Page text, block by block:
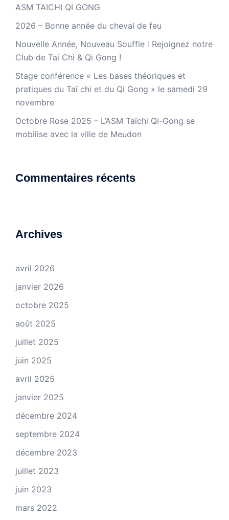
ASM TAICHI QI GONG
2026 – Bonne année du cheval de feu
Nouvelle Année, Nouveau Souffle : Rejoignez notre
Club de Tai Chi & Qi Gong !
Stage conférence « Les bases théoriques et
pratiques du Taï chi et du Qi Gong » le samedi 29
novembre
Octobre Rose 2025 – L’ASM Taïchi Qi-Gong se
mobilise avec la ville de Meudon
Commentaires récents
Archives
avril 2026
janvier 2026
octobre 2025
août 2025
juillet 2025
juin 2025
avril 2025
janvier 2025
décembre 2024
septembre 2024
décembre 2023
juillet 2023
juin 2023
mars 2022